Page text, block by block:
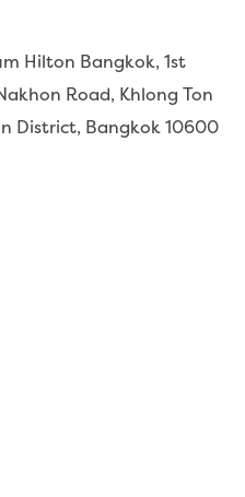
Hilton Bangkok, 1st
Road, Khlong Ton
District, Bangkok 10600